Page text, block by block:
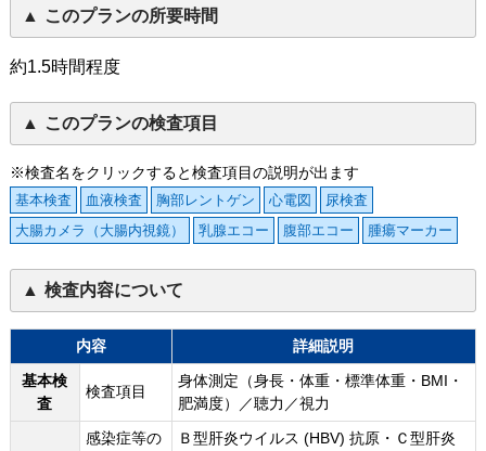
このプランの所要時間
約1.5時間程度
このプランの検査項目
※検査名をクリックすると検査項目の説明が出ます
基本検査 血液検査 胸部レントゲン 心電図
尿検査
大腸カメラ（大腸内視鏡）
乳腺エコー 腹部エコー 腫瘍マーカー
検査内容について
内容
詳細説明
基本検
査
検査項目
身体測定（身長・体重・標準体重・BMI・
肥満度）／聴力／視力
感染症等の
Ｂ型肝炎ウイルス (HBV) 抗原・Ｃ型肝炎